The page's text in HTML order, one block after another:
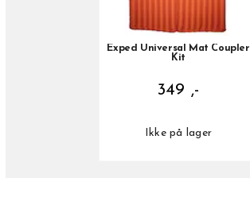
Exped Universal Mat Coupler
Kit
349 ,-
Ikke på lager